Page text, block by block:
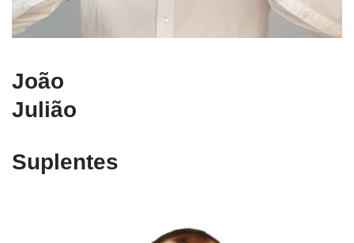
João
Julião
Suplentes